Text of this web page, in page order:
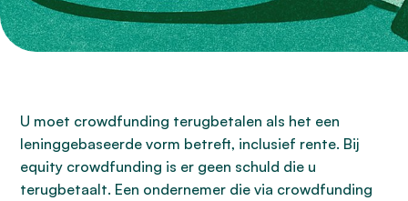
U moet crowdfunding terugbetalen als het een
leninggebaseerde vorm betreft, inclusief rente. Bij
equity crowdfunding is er geen schuld die u
terugbetaalt. Een ondernemer die via crowdfunding